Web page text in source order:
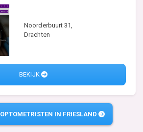
Noorderbuurt 31,
Drachten
BEKIJK
OPTOMETRISTEN IN FRIESLAND